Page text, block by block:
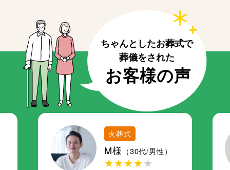
火葬式
M様 （30代/男性）
★★★★★